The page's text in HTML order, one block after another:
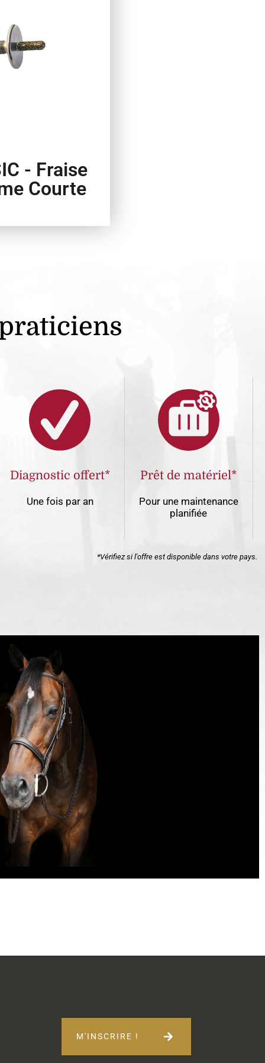
- Fraise
Courte
Diagnostic offert*
Une fois par an
Prêt de matériel*
Pour une maintenance
planifiée
*Vérifiez si l'offre est disponible dans votre pays.
M'INSCRIRE !